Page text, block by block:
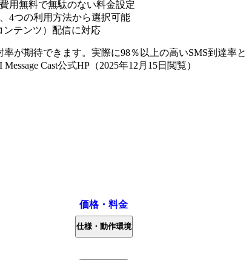
用無料で無駄のない料金設定
4つの利用方法から選択可能
ンテンツ）配信に対応
が期待できます。実際に98％以上の高いSMS到達率
Cast公式HP（2025年12月15日閲覧）
価格・料金
仕様・動作環境